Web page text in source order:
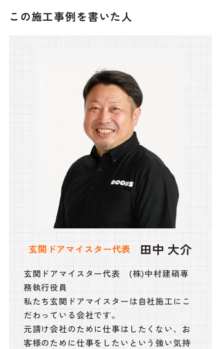
この施工事例を書いた人
玄関ドアマイスター代表 田中 大介
玄関ドアマイスター代表 (株)中村建硝専
務執行役員
私たち玄関ドアマイスターは自社施工にこ
だわっている会社です。
元請け会社のために仕事はしたくない、お
客様のために仕事をしたいという強い気持